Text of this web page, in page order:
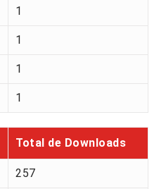
1
1
1
1
Total de Downloads
257